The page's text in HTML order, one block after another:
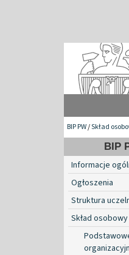
BIP PW/Skład
BIP
Informacje
Ogłoszenia
Struktura
Skład osobowy